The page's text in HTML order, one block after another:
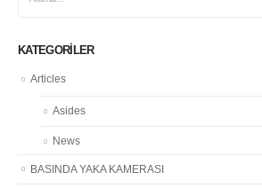
KATEGORILER
Articles
Asides
News
BASINDA YAKA KAMERASI